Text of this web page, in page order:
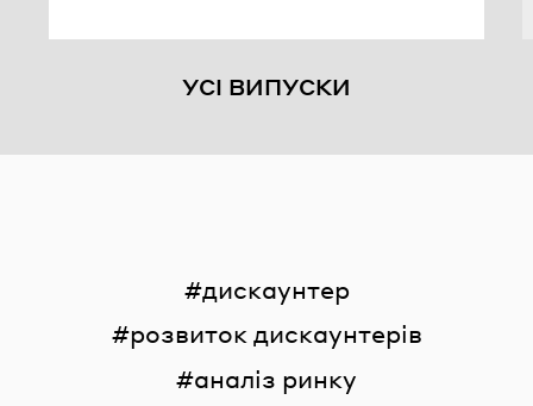
УСІ ВИПУСКИ
дискаунтер
розвиток дискаунтерів
аналіз ринку